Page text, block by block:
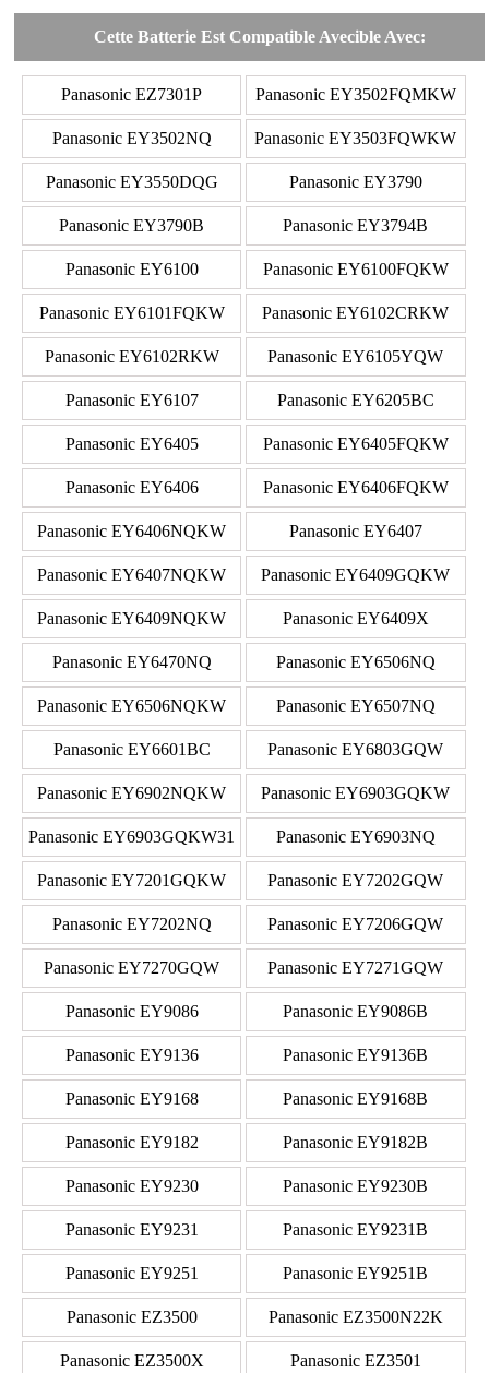
Cette Batterie Est Compatible Avecible Avec:
Panasonic EZ7301P Panasonic EY3502FQMKW
Panasonic EY3502NQ Panasonic EY3503FQWKW
Panasonic EY3550DQG Panasonic EY3790
Panasonic EY3790B Panasonic EY3794B
Panasonic EY6100 Panasonic EY6100FQKW
Panasonic EY6101FQKW Panasonic EY6102CRKW
Panasonic EY6102RKW Panasonic EY6105YQW
Panasonic EY6107 Panasonic EY6205BC
Panasonic EY6405 Panasonic EY6405FQKW
Panasonic EY6406 Panasonic EY6406FQKW
Panasonic EY6406NQKW Panasonic EY6407
Panasonic EY6407NQKW Panasonic EY6409GQKW
Panasonic EY6409NQKW Panasonic EY6409X
Panasonic EY6470NQ Panasonic EY6506NQ
Panasonic EY6506NQKW Panasonic EY6507NQ
Panasonic EY6601BC Panasonic EY6803GQW
Panasonic EY6902NQKW Panasonic EY6903GQKW
Panasonic EY6903GQKW31 Panasonic EY6903NQ
Panasonic EY7201GQKW Panasonic EY7202GQW
Panasonic EY7202NQ Panasonic EY7206GQW
Panasonic EY7270GQW Panasonic EY7271GQW
Panasonic EY9086 Panasonic EY9086B
Panasonic EY9136 Panasonic EY9136B
Panasonic EY9168 Panasonic EY9168B
Panasonic EY9182 Panasonic EY9182B
Panasonic EY9230 Panasonic EY9230B
Panasonic EY9231 Panasonic EY9231B
Panasonic EY9251 Panasonic EY9251B
Panasonic EZ3500 Panasonic EZ3500N22K
Panasonic EZ3500X Panasonic EZ3501